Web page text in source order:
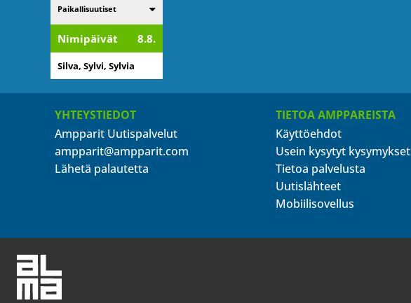
Paikallisuutiset
Listaa alakategoriat
Nimipäivät 8.8.
Silva, Sylvi, Sylvia
YHTEYSTIEDOT
Ampparit Uutispalvelut
ampparit@ampparit.com
Lähetä palautetta
TIETOA AMPPAREISTA
Käyttöehdot
Usein kysytyt kysymykset
Tietoa palvelusta
Uutislähteet
Mobiilisovellus